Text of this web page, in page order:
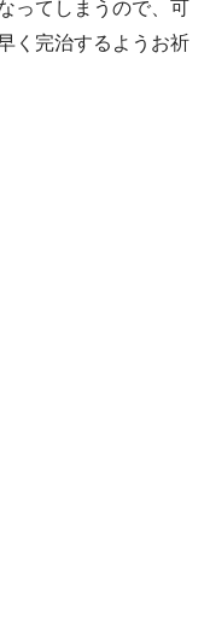
ってしまうので、可
く完治するようお祈